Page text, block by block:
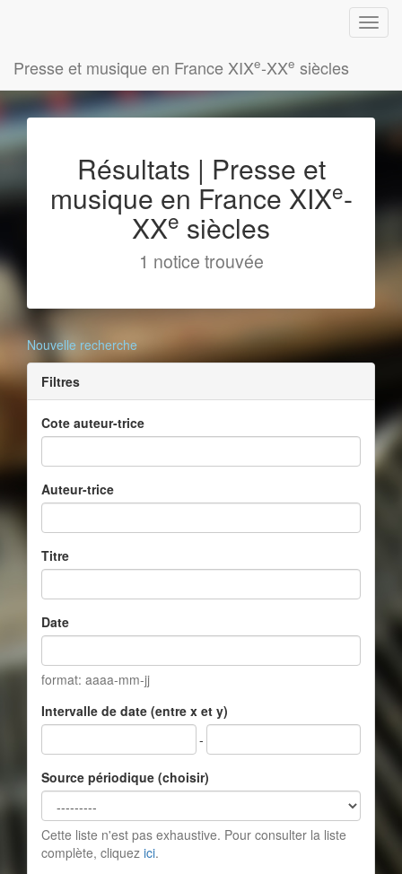
Presse et musique en France XIXe-XXe siècles
Résultats | Presse et
musique en France XIXe-
XXe siècles
1 notice trouvée
Nouvelle recherche
Filtres
Cote auteur-trice
Auteur-trice
Titre
Date
format: aaaa-mm-jj
Intervalle de date (entre x et y)
-
Source périodique (choisir)
Cette liste n'est pas exhaustive. Pour consulter la liste
complète, cliquez ici.